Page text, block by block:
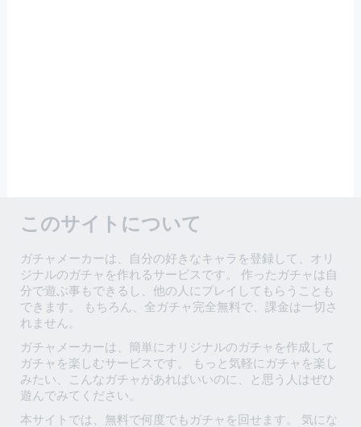
このサイトについて
ガチャメーカーは、自分の好きなキャラを登録して、オリ
ジナルのガチャを作れるサービスです。 作ったガチャは自
分で遊ぶ事もできるし、他の人にプレイしてもらうことも
できます。 もちろん、全ガチャ完全無料で、課金は一切さ
れません。
ガチャメーカーは、簡単にオリジナルのガチャを作成して
ガチャを楽しむサービスです。 もっと気軽にガチャを楽し
みたい、こんなガチャがあればいいのに、と思う人はぜひ
遊んでみてください。
本サイトでは、無料で何度でもガチャを回せます。 気にな